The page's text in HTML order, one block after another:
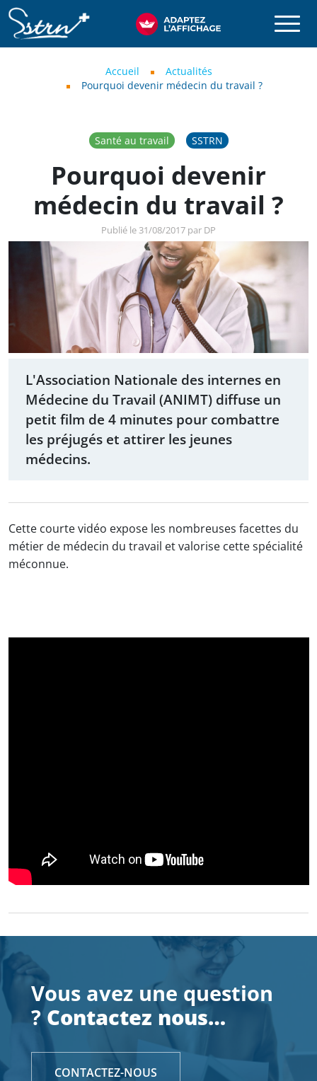
Aller au contenu principal
SSTRN
Accueil
Actualités
Pourquoi devenir médecin du travail ?
Santé au travail SSTRN
Pourquoi devenir
médecin du travail ?
Publié le 31/08/2017 par DP
L'Association Nationale des internes en
Médecine du Travail (ANIMT) diffuse un
petit film de 4 minutes pour combattre
les préjugés et attirer les jeunes
médecins.
Cette courte vidéo expose les nombreuses facettes du
métier de médecin du travail et valorise cette spécialité
méconnue.
Vous avez une question
?Contactez nous…
CONTACTEZ-NOUS